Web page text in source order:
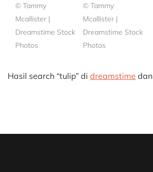
© Tammy
Mcallister |
Dreamstime Stock
Photos
© Tammy
Mcallister |
Dreamstime Stock
Photos
Hasil search “tulip” di dreamstime dan